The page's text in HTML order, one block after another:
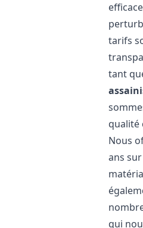
tarifs
tant
qualité
Nous
ans
qui